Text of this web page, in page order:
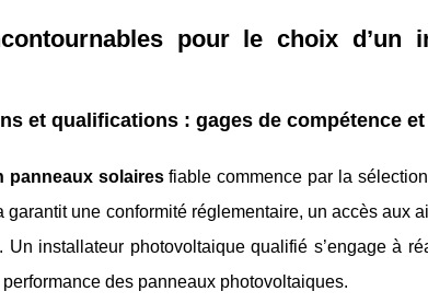
pour le choix d’un
et qualifications : gages de compétence
panneaux solairesfiable commence par la
garantit une conformité réglementaire, un accès aux
Un installateur photovoltaique qualifié s’engage à
des panneaux photovoltaiques.